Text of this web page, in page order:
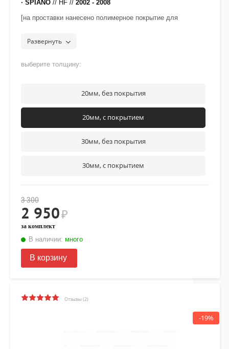
· SPIANO // HF // 2002 - 2008
[на проставки нанесено полимерное покрытие для
резьбы крепежа
Развернуть
выберите толщину:
20мм, без покрытия
20мм, с покрытием
30мм, без покрытия
30мм, с покрытием
3 300
2 950₽
за комплект
В наличии: много
В корзину
Отзывы (2)
-19%